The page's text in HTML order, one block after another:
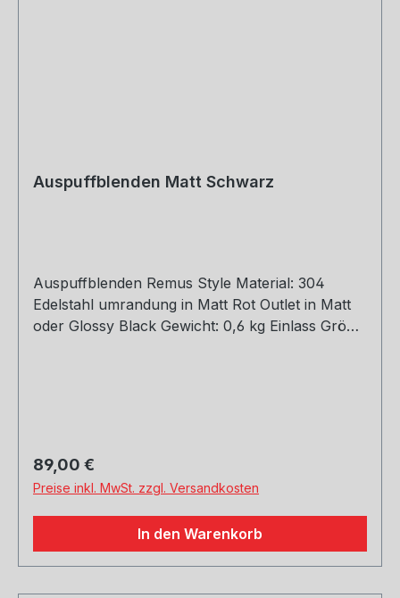
Auspuffblenden Matt Schwarz
Auspuffblenden Remus Style Material: 304
Edelstahl umrandung in Matt Rot Outlet in Matt
oder Glossy Black Gewicht: 0,6 kg Einlass Größe:
Regulärer Preis:
89,00 €
Preise inkl. MwSt. zzgl. Versandkosten
In den Warenkorb